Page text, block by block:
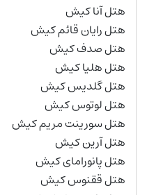
هتل آنا کیش
هتل رایان قائم کیش
هتل صدف کیش
هتل هلیا کیش
هتل گلدیس کیش
هتل لوتوس کیش
هتل سورینت مریم کیش
هتل آرین کیش
هتل پانورامای کیش
هتل ققنوس کیش